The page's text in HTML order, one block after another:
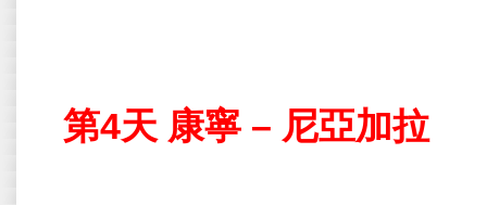
第4天 康寧 – 尼亞加拉